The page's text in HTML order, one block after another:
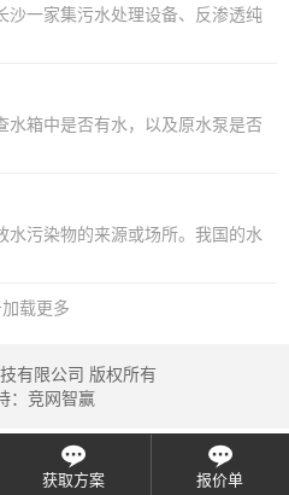
沙一家集污水处理设备、反渗透纯
水箱中是否有水，以及原水泵是否
水污染物的来源或场所。我国的水
加载更多
有限公司 版权所有
： 竞网智赢
获取方案 报价单